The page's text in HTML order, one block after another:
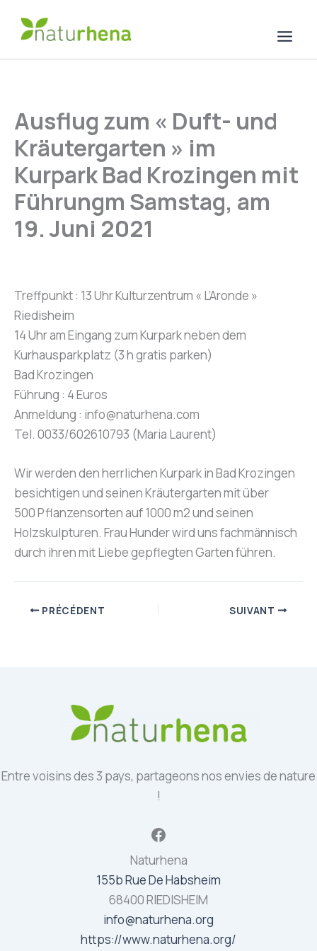
Ausflug zum « Duft- und
Kräutergarten » im
Kurpark Bad Krozingen mit
Führungm Samstag, am
19. Juni 2021
Treffpunkt : 13 Uhr Kulturzentrum « L’Aronde »
Riedisheim
14 Uhr am Eingang zum Kurpark neben dem
Kurhausparkplatz (3 h gratis parken)
Bad Krozingen
Führung : 4 Euros
Anmeldung : info@naturhena.com
Tel. 0033/602610793 (Maria Laurent)
Wir werden den herrlichen Kurpark in Bad Krozingen
besichtigen und seinen Kräutergarten mit über
500 Pflanzensorten auf 1000 m2 und seinen
Holzskulpturen. Frau Hunder wird uns fachmännisch
durch ihren mit Liebe gepflegten Garten führen.
PRÉCÉDENT SUIVANT
Entre voisins des 3 pays, partageons nos envies de nature
!
Facebook
Naturhena
155b Rue De Habsheim
68400 RIEDISHEIM
info@naturhena.org
https://www.naturhena.org/